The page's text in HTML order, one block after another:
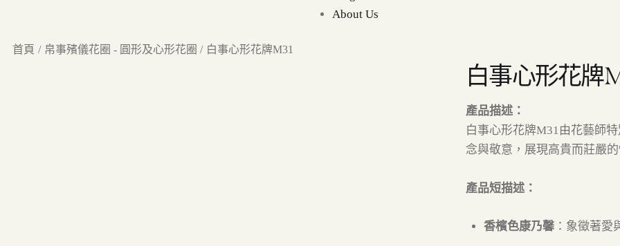
About Us
首頁 帛事殯儀花圈 - 圓形及心形花圈 白事心形花牌M31
白事心形花牌
產品描述：
白事心形花牌M31由花藝師
念與敬意，展現高貴而莊嚴的
產品短描述：
香檳色康乃馨：象徵著愛